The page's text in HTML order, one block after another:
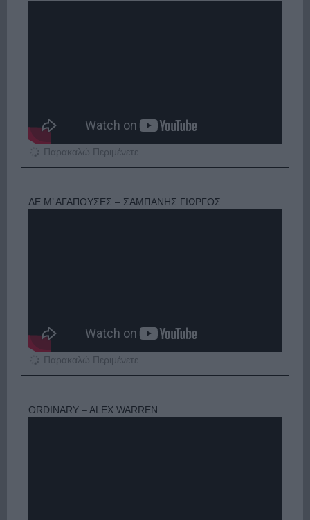
Παρακαλώ Περιμένετε...
ΔΕ Μ’ ΑΓΑΠΟΥΣΕΣ – ΣΑΜΠΑΝΗΣ ΓΙΩΡΓΟΣ
Παρακαλώ Περιμένετε...
ORDINARY – ALEX WARREN